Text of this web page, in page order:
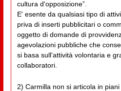
cultura d'opposizione”.
E' esente da qualsiasi tipo di
priva di inserti pubblicitari o
oggetto di domande di
agevolazioni pubbliche che
si basa sull'attività volontaria e
collaboratori.
2) Carmilla non si articola in